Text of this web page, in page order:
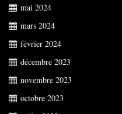
mai 2024
mars 2024
février 2024
décembre 2023
novembre 2023
octobre 2023